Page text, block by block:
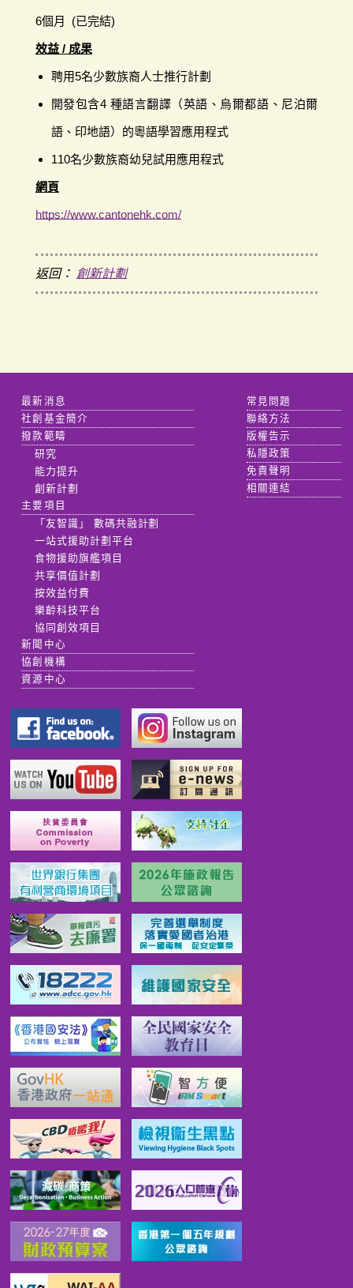
6個月 (已完結)
效益 / 成果
聘用5名少數族裔人士推行計劃
開發包含4 種語言翻譯（英語、烏爾都語、尼泊爾
語、印地語）的粵語學習應用程式
110名少數族裔幼兒試用應用程式
網頁
https://www.cantonehk.com/
返回： 創新計劃
最新消息
社創基金簡介
撥款範疇
研究
能力提升
創新計劃
主要項目
「友智識」 數碼共融計劃
一站式援助計劃平台
食物援助旗艦項目
共享價值計劃
按效益付費
樂齡科技平台
協同創效項目
新聞中心
協創機構
資源中心
常見問題
聯絡方法
版權告示
私隱政策
免責聲明
相關連結